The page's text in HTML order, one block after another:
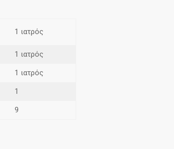
1 ιατρός
1 ιατρός
1 ιατρός
1
9